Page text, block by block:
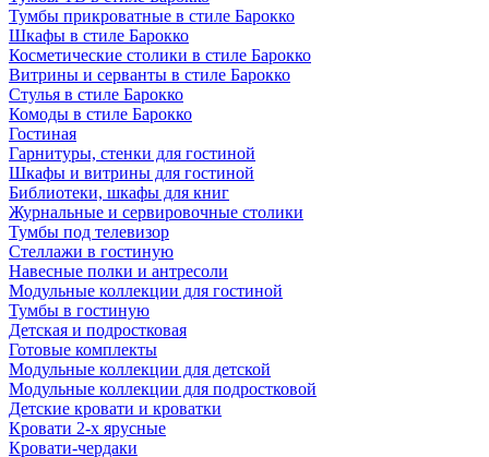
Тумбы прикроватные в стиле Барокко
Шкафы в стиле Барокко
Косметические столики в стиле Барокко
Витрины и серванты в стиле Барокко
Стулья в стиле Барокко
Комоды в стиле Барокко
Гостиная
Гарнитуры, стенки для гостиной
Шкафы и витрины для гостиной
Библиотеки, шкафы для книг
Журнальные и сервировочные столики
Тумбы под телевизор
Стеллажи в гостиную
Навесные полки и антресоли
Модульные коллекции для гостиной
Тумбы в гостиную
Детская и подростковая
Готовые комплекты
Модульные коллекции для детской
Модульные коллекции для подростковой
Детские кровати и кроватки
Кровати 2-х ярусные
Кровати-чердаки